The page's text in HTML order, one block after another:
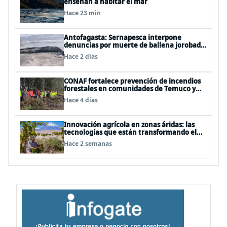
Hace 23 min
Antofagasta: Sernapesca interpone
denuncias por muerte de ballena jorobada
y maltrato a lobos marinos
Hace 2 días
CONAF fortalece prevención de incendios
forestales en comunidades de Temuco y
Galvarino
Hace 4 días
Innovación agrícola en zonas áridas: las
tecnologías que están transformando el
desierto de Atacama
Hace 2 semanas